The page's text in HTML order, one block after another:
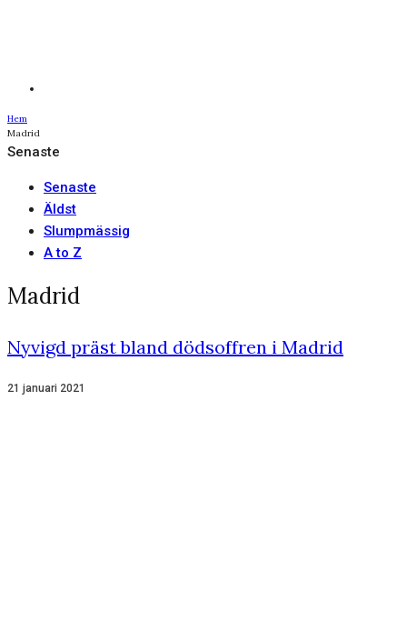
Hem
Madrid
Senaste
Senaste
Äldst
Slumpmässig
A to Z
Madrid
Nyvigd präst bland dödsoffren i Madrid
21 januari 2021